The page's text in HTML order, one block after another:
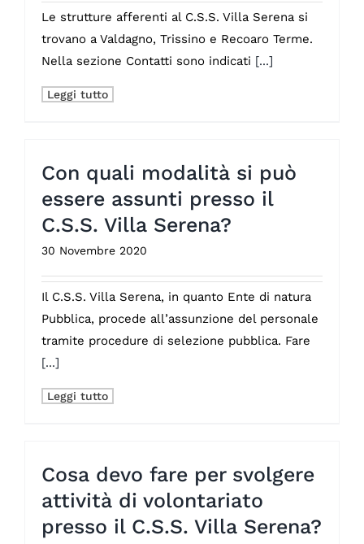
Le strutture afferenti al C.S.S. Villa Serena si
trovano a Valdagno, Trissino e Recoaro Terme.
Nella sezione Contatti sono indicati [...]
Leggi tutto
Con quali modalità si può
essere assunti presso il
C.S.S. Villa Serena?
30 Novembre 2020
Il C.S.S. Villa Serena, in quanto Ente di natura
Pubblica, procede all’assunzione del personale
tramite procedure di selezione pubblica. Fare
[...]
Leggi tutto
Cosa devo fare per svolgere
attività di volontariato
presso il C.S.S. Villa Serena?